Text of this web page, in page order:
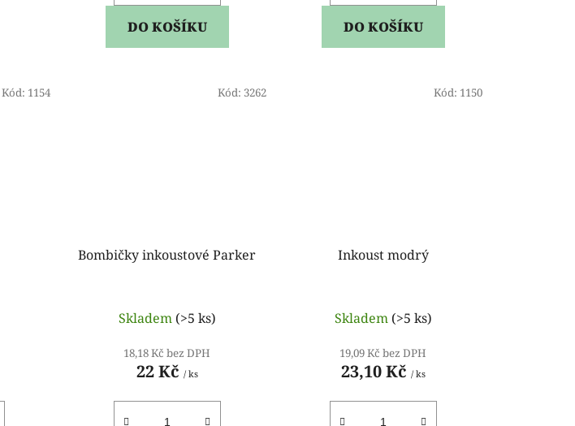
DO KOŠÍKU DO KOŠÍKU
Kód: 1154
Bombičky inkoustové Parker
Skladem (>5 ks)
18,18 Kč bez DPH
22 Kč / ks
Kód: 3262
Inkoust modrý
Skladem (>5 ks)
19,09 Kč bez DPH
23,10 Kč / ks
Kód: 1150